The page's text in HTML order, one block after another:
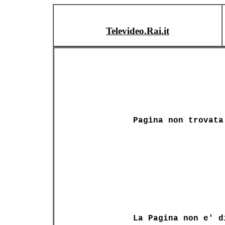
Televideo.Rai.it
Pagina non trovata
La Pagina non e'